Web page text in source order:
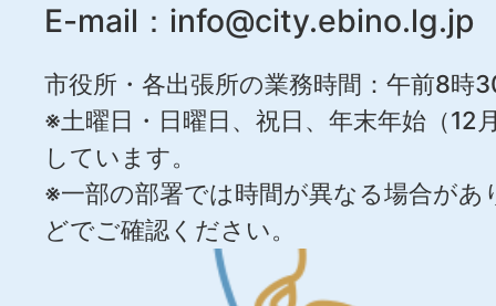
E-mail： info@city.ebino.lg.jp
市役所・各出張所の業務時間：午前8時
※土曜日・日曜日、祝日、年末年始（12
しています。
※一部の部署では時間が異なる場合が
どでご確認ください。